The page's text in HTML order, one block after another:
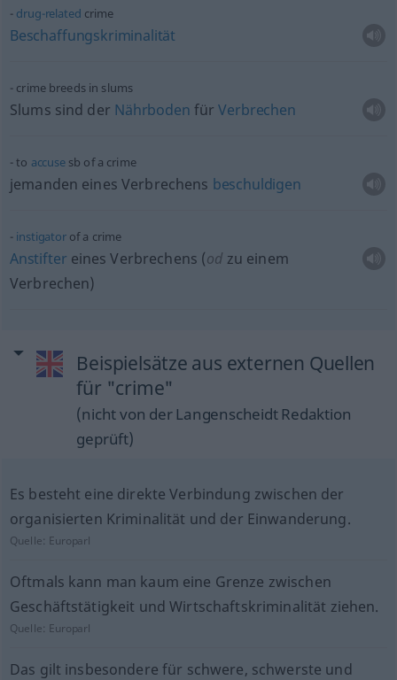
drug-related crime
Beschaffungskriminalität
crime breeds in slums
Slums sind der Nährboden fürVerbrechen
to accusesb of a crime
jemanden eines Verbrechens beschuldigen
instigatorof a crime
Anstifter eines Verbrechens (od zu einem
Verbrechen)
Beispielsätze aus externen Quellen
für "crime"
(nicht von der Langenscheidt Redaktion
geprüft)
Es besteht eine direkte Verbindung zwischen der
organisierten Kriminalität und der Einwanderung.
Quelle: Europarl
Oftmals kann man kaum eine Grenze zwischen
Geschäftstätigkeit und Wirtschaftskriminalität ziehen.
Quelle: Europarl
Das gilt insbesondere für schwere, schwerste und